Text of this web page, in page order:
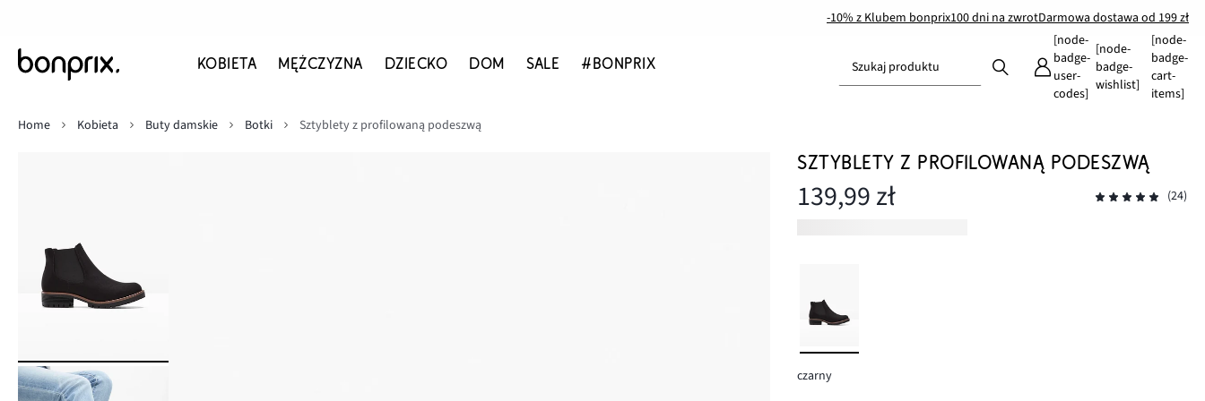
-10% z Klubem bonprix100 dni na zwrotDarmowa dostawa od 199 zł
KOBIETA MĘŻCZYZNA DZIECKO DOM SALE #BONPRIX Szukaj produktu
[node-
badge-
user-
codes]
[node-
badge-
wishlist]
[node-
badge-
cart-
items]
Home
Kobieta Buty damskie Botki Sztyblety z profilowaną podeszwą
SZTYBLETY Z PROFILOWANĄ PODESZWĄ
139,99 zł (24)
czarny